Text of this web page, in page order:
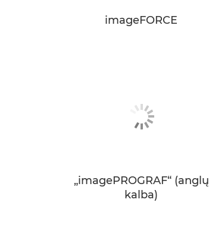
imageFORCE
„imagePROGRAF“ (anglų
kalba)